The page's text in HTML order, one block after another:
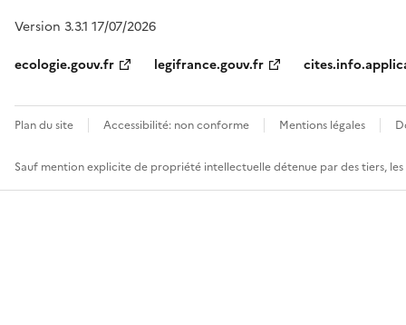
Version 3.3.1 17/07/2026
ecologie.gouv.fr
legifrance.gouv.fr
Plan du site Accessibilité: non conforme Mentions légales
Sauf mention explicite de propriété intellectuelle détenue par des tiers,